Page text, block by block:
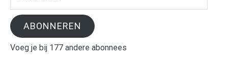
ABONNEREN
Voeg je bij 177 andere abonnees